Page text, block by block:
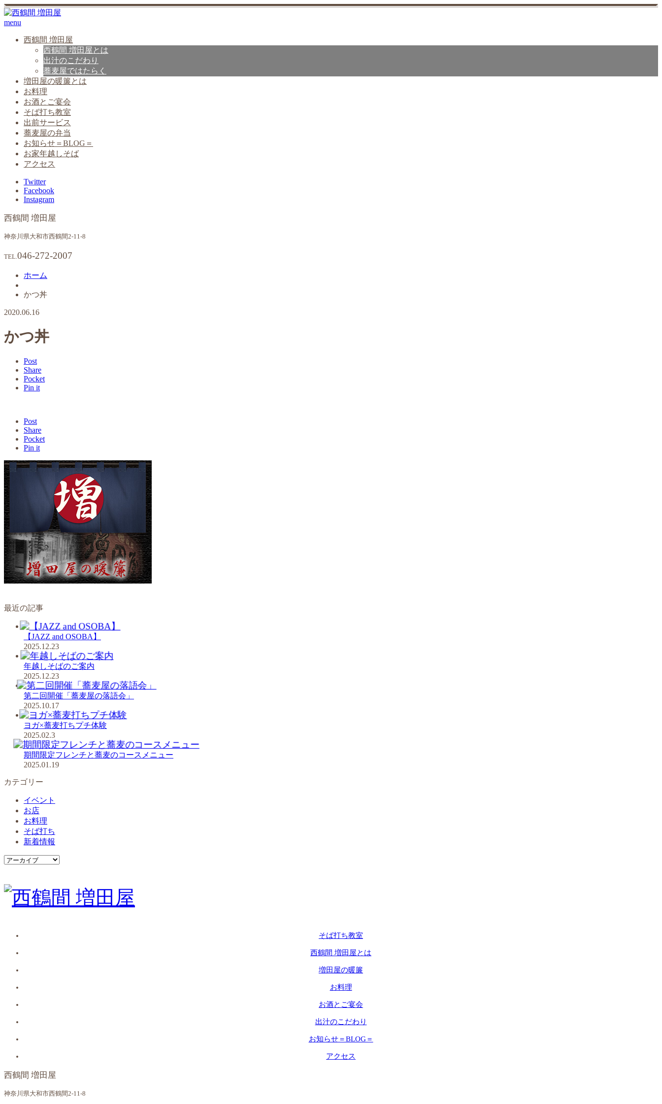
menu
西鶴間 増田屋
西鶴間 増田屋とは
出汁のこだわり
蕎麦屋ではたらく
増田屋の暖簾とは
お料理
お酒とご宴会
そば打ち教室
出前サービス
蕎麦屋の弁当
お知らせ＝BLOG＝
お家年越しそば
アクセス
Twitter
Facebook
Instagram
西鶴間 増田屋
神奈川県大和市西鶴間2-11-8
TEL.046-272-2007
ホーム
かつ丼
2020.06.16
かつ丼
Post
Share
Pocket
Pin it
Post
Share
Pocket
Pin it
最近の記事
【JAZZ and OSOBA】
2025.12.23
年越しそばのご案内
2025.12.23
第二回開催「蕎麦屋の落語会」
2025.10.17
ヨガ×蕎麦打ちプチ体験
2025.02.3
期間限定フレンチと蕎麦のコースメニュー
2025.01.19
カテゴリー
イベント
お店
お料理
そば打ち
新着情報
そば打ち教室
西鶴間 増田屋とは
増田屋の暖簾
お料理
お酒とご宴会
出汁のこだわり
お知らせ＝BLOG＝
アクセス
西鶴間 増田屋
神奈川県大和市西鶴間2-11-8